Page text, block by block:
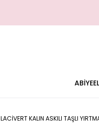
ABİYE
LACİVERT KALIN ASKILI TAŞLI